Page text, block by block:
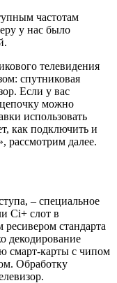
частотам
у нас было
телевидения
спутниковая
Если у вас
цепочку можно
использовать
как подключить и
рассмотрим далее.
– специальное
Ci+ слот в
стандарта
декодирование
смарт-карты с чипом
Обработку